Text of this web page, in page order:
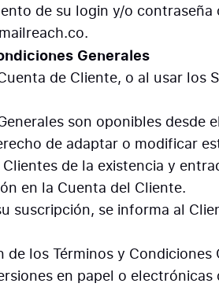
de su login y/o
Generales
de Cliente, o al usar
son oponibles
de adaptar o modificar
de la existencia y
en la Cuenta del Cliente.
suscripción, se informa al
de los Términos y
en papel o